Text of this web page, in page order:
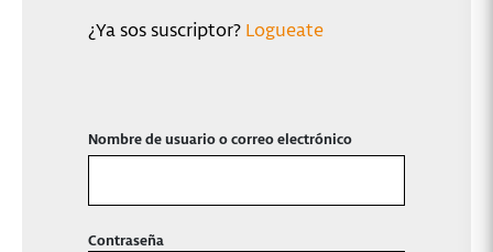
¿Ya sos suscriptor? Logueate
Nombre de usuario o correo electrónico
Contraseña